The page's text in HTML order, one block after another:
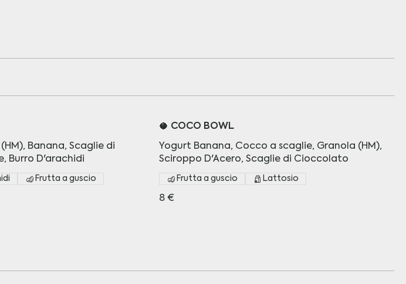
Banana, Scaglie di
Burro D'arachidi
Frutta a guscio
🥥 COCO BOWL
Yogurt Banana, Cocco a scaglie, Granola (HM),
Sciroppo D'Acero, Scaglie di Cioccolato
8 €
Frutta a guscio Lattosio